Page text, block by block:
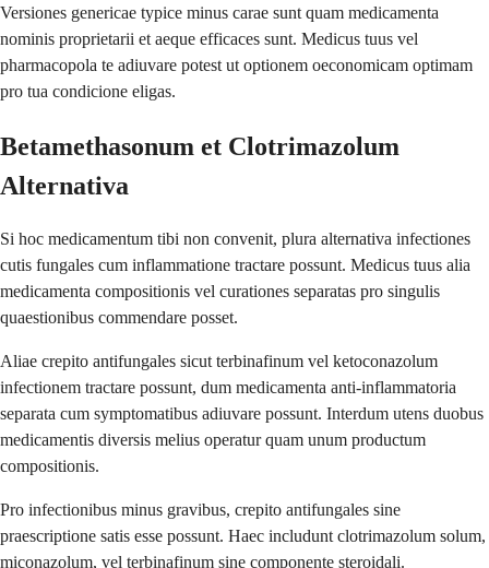
Versiones genericae typice minus carae sunt quam medicamenta
nominis proprietarii et aeque efficaces sunt. Medicus tuus vel
pharmacopola te adiuvare potest ut optionem oeconomicam optimam
pro tua condicione eligas.
Betamethasonum et Clotrimazolum
Alternativa
Si hoc medicamentum tibi non convenit, plura alternativa infectiones
cutis fungales cum inflammatione tractare possunt. Medicus tuus alia
medicamenta compositionis vel curationes separatas pro singulis
quaestionibus commendare posset.
Aliae crepito antifungales sicut terbinafinum vel ketoconazolum
infectionem tractare possunt, dum medicamenta anti-inflammatoria
separata cum symptomatibus adiuvare possunt. Interdum utens duobus
medicamentis diversis melius operatur quam unum productum
compositionis.
Pro infectionibus minus gravibus, crepito antifungales sine
praescriptione satis esse possunt. Haec includunt clotrimazolum solum,
miconazolum, vel terbinafinum sine componente steroidali.